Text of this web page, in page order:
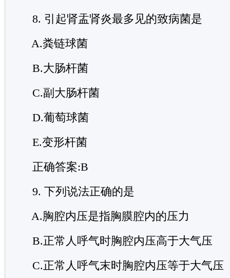
8. 引起肾盂肾炎最多见的致病菌是
A.粪链球菌
B.大肠杆菌
C.副大肠杆菌
D.葡萄球菌
E.变形杆菌
正确答案:B
9. 下列说法正确的是
A.胸腔内压是指胸膜腔内的压力
B.正常人呼气时胸腔内压高于大气压
C.正常人呼气末时胸腔内压等于大气压